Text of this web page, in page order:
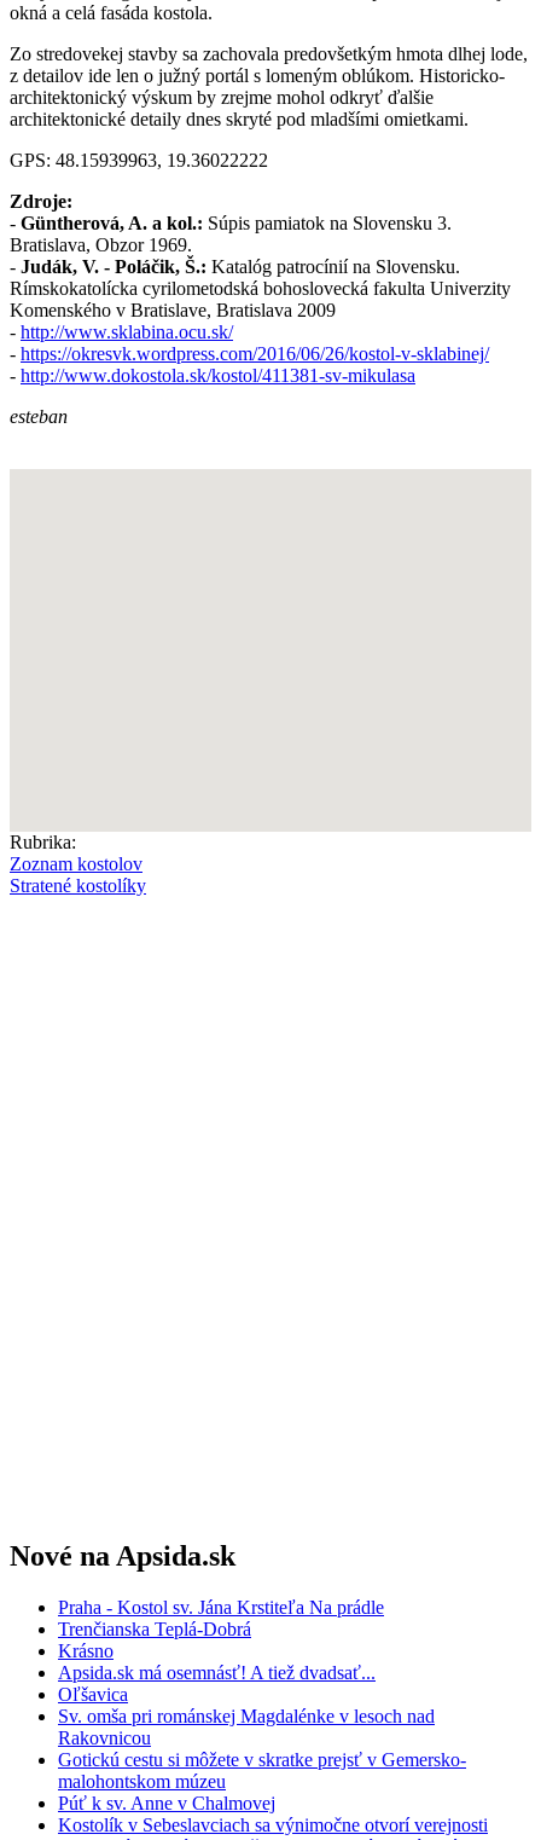
okná a celá fasáda kostola.
Zo stredovekej stavby sa zachovala predovšetkým hmota dlhej lode,
z detailov ide len o južný portál s lomeným oblúkom. Historicko-
architektonický výskum by zrejme mohol odkryť ďalšie
architektonické detaily dnes skryté pod mladšími omietkami.
GPS: 48.15939963, 19.36022222
Zdroje:
- Güntherová, A. a kol.: Súpis pamiatok na Slovensku 3.
Bratislava, Obzor 1969.
- Judák, V. - Poláčik, Š.: Katalóg patrocínií na Slovensku.
Rímskokatolícka cyrilometodská bohoslovecká fakulta Univerzity
Komenského v Bratislave, Bratislava 2009
- http://www.sklabina.ocu.sk/
- https://okresvk.wordpress.com/2016/06/26/kostol-v-sklabinej/
- http://www.dokostola.sk/kostol/411381-sv-mikulasa
esteban
Rubrika:
Zoznam kostolov
Stratené kostolíky
Nové na Apsida.sk
Praha - Kostol sv. Jána Krstiteľa Na prádle
Trenčianska Teplá-Dobrá
Krásno
Apsida.sk má osemnásť! A tiež dvadsať...
Oľšavica
Sv. omša pri románskej Magdalénke v lesoch nad
Rakovnicou
Gotickú cestu si môžete v skratke prejsť v Gemersko-
malohontskom múzeu
Púť k sv. Anne v Chalmovej
Kostolík v Sebeslavciach sa výnimočne otvorí verejnosti